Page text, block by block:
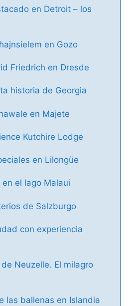
en Detroit – los
en Gozo
Friedrich en Dresde
historia de Georgia
en Majete
Kutchire Lodge
en Lilongüe
el lago Malaui
de Salzburgo
con experiencia
Neuzelle. El milagro
las ballenas en Islandia